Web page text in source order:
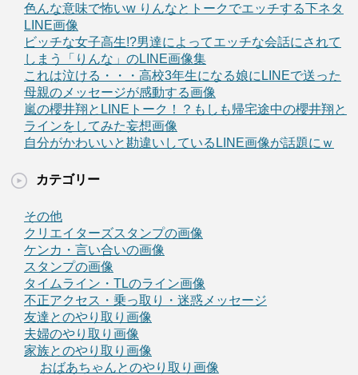
色んな意味で怖いw りんなとトークでエッチする下ネタ
LINE画像
ビッチな女子高生!?男達によってエッチな会話にされて
しまう「りんな」のLINE画像集
これは泣ける・・・高校3年生になる娘にLINEで送った
母親のメッセージが感動する画像
嵐の櫻井翔とLINEトーク！？もしも帰宅途中の櫻井翔と
ラインをしてみた妄想画像
自分がかわいいと勘違いしているLINE画像が話題にｗ
カテゴリー
その他
クリエイターズスタンプの画像
ケンカ・言い合いの画像
スタンプの画像
タイムライン・TLのライン画像
不正アクセス・乗っ取り・迷惑メッセージ
友達とのやり取り画像
夫婦のやり取り画像
家族とのやり取り画像
おばあちゃんとのやり取り画像